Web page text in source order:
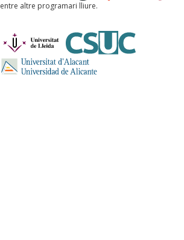
entre altre programari lliure.